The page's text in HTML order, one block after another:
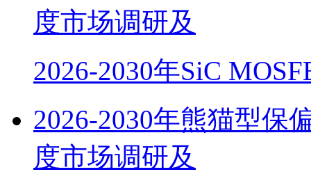
度市场调研及
2026-2030年SiC
2026-2030年熊猫型保
度市场调研及